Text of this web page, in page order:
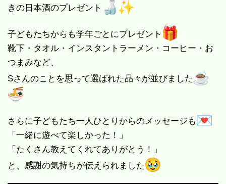
きの日本酒のプレゼント
子どもたちからも学年ごとにプレゼント
靴下・タオル・インスタントラーメン・コーヒー・お
つまみなど、
Sさんのことを思って選ばれた品々が並びました
さらに子どもたち一人ひとりからのメッセージも
「一緒に遊べて楽しかった！」
「たくさん教えてくれてありがとう！」
と、感謝の気持ちが伝えられました